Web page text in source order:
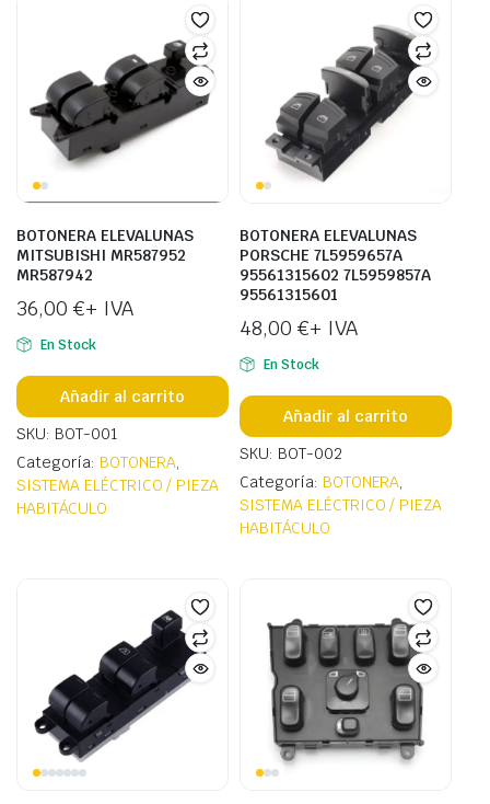
BOTONERA ELEVALUNAS
MITSUBISHI MR587952
MR587942
36,00 €+ IVA
En Stock
Añadir al carrito
SKU: BOT-001
Categoría: BOTONERA,
SISTEMA ELÉCTRICO / PIEZA
HABITÁCULO
BOTONERA ELEVALUNAS
PORSCHE 7L5959657A
95561315602 7L5959857A
95561315601
48,00 €+ IVA
En Stock
Añadir al carrito
SKU: BOT-002
Categoría: BOTONERA,
SISTEMA ELÉCTRICO / PIEZA
HABITÁCULO